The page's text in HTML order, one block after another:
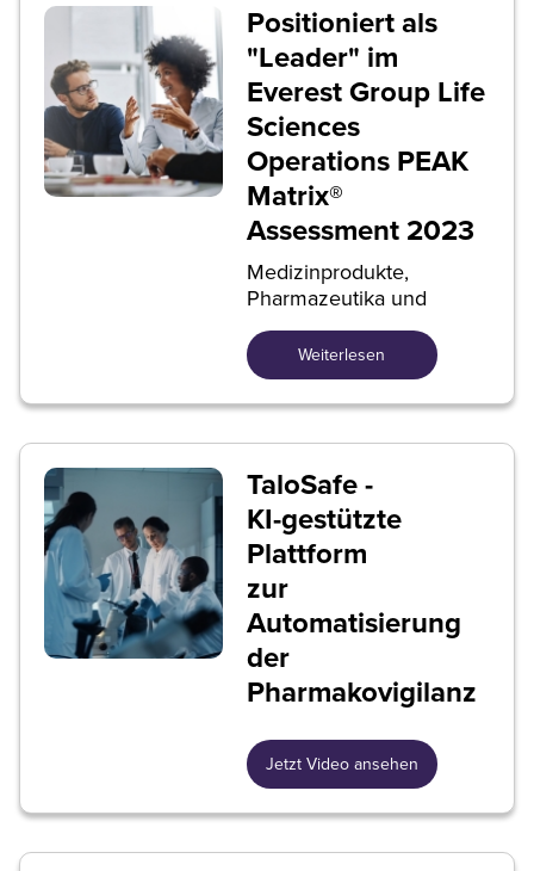
Positioniert als
"Leader" im
Everest Group Life
Sciences
Operations PEAK
Matrix®
Assessment 2023
Medizinprodukte,
Pharmazeutika und
Weiterlesen
TaloSafe -
KI-gestützte
Plattform
zur
Automatisierung
der
Pharmakovigilanz
Jetzt Video ansehen